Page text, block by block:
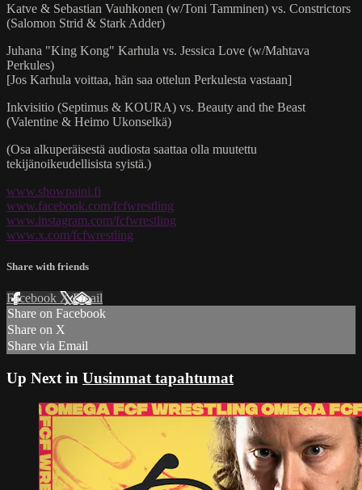
Katve & Sebastian Vauhkonen (w/Toni Tamminen) vs. Constrictors
(Salomon Strid & Stark Adder)
Juhana "King Kong" Karhula vs. Jessica Love (w/Mahtava
Perkules)
[Jos Karhula voittaa, hän saa ottelun Perkulesta vastaan]
Inkvisitio (Septimus & KOURA) vs. Beauty and the Beast
(Valentine & Heimo Ukonselkä)
(Osa alkuperäisestä audiosta saattaa olla muutettu
tekijänoikeudellisista syistä.)
www.showpaini.fi
www.facebook.com/fcfwrestling
www.instagram.com/fcfwrestling
www.x.com/fcfwrestling
Share with friends
Facebook XEmail
Share on Facebook
Share on X
Share via Email
Up Next in Uusimmat tapahtumat